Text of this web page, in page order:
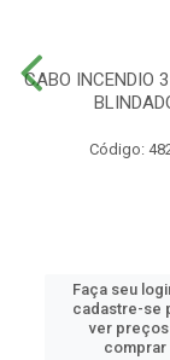
CABO INCENDIO
Código:
Faça seu
cadastre-se
ver preços
comprar